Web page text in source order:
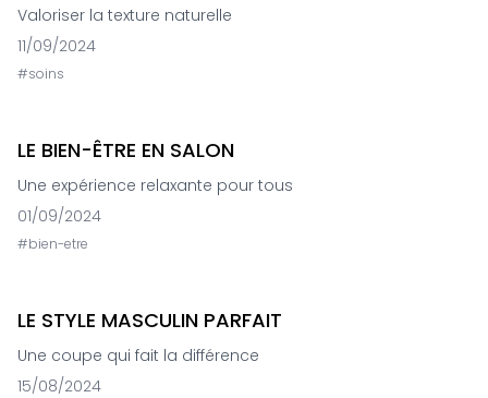
Valoriser la texture naturelle
11/09/2024
#soins
LE BIEN-ÊTRE EN SALON
Une expérience relaxante pour tous
01/09/2024
#bien-etre
LE STYLE MASCULIN PARFAIT
Une coupe qui fait la différence
15/08/2024